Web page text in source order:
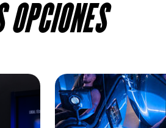
OPCIONES
Imagen